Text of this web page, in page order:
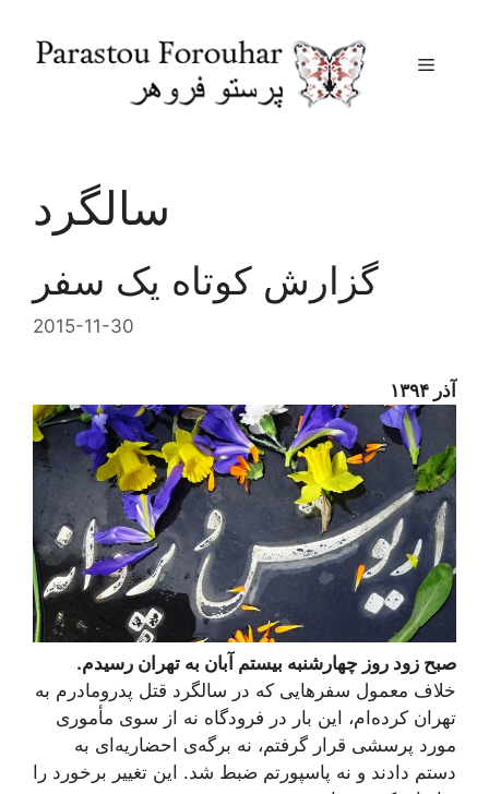
Menu
سالگرد
گزارش کوتاه یک سفر
2015-11-30
آذر ۱۳۹۴
صبح زود روز چهارشنبه بیستم آبان به تهران رسیدم.
خلاف معمول سفرهایی که در سالگرد قتل پدرومادرم به
تهران کرده‌ام، این بار در فرودگاه نه از سوی مأموری
مورد پرسشی قرار گرفتم، نه برگه‌ی احضاریه‌ای به
دستم دادند و نه پاسپورتم ضبط شد. این تغییر برخورد را